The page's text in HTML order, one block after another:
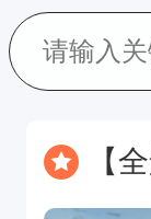
【全景